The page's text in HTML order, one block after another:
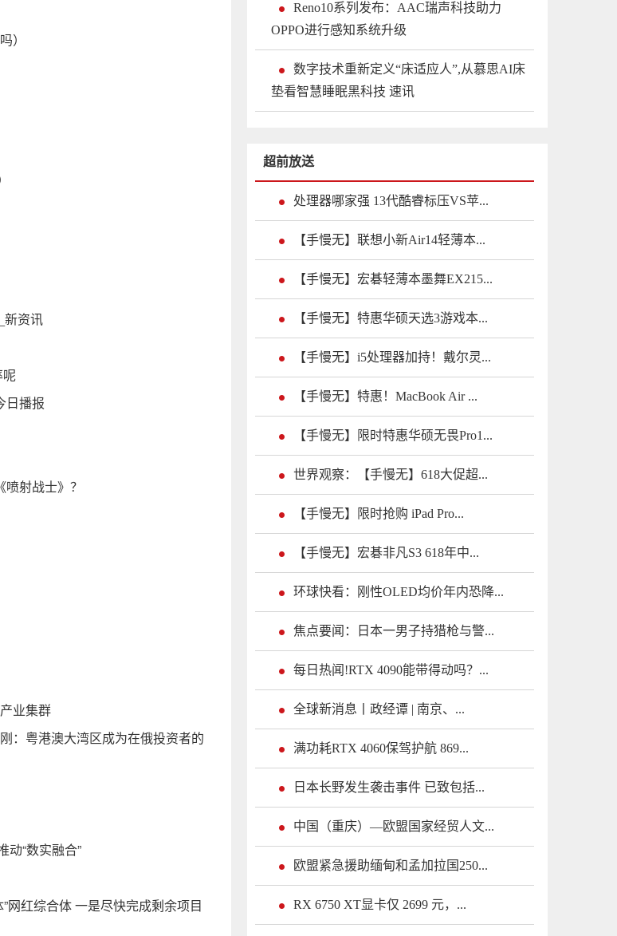
）
新资讯
呢
日播报
射战士》？
业集群
：粤港澳大湾区成为在俄投资者的
动“数实融合”
网红综合体 一是尽快完成剩余项目
Reno10系列发布：AAC瑞声科技助力
OPPO进行感知系统升级
数字技术重新定义“床适应人”,从慕思AI床
垫看智慧睡眠黑科技 速讯
超前放送
处理器哪家强 13代酷睿标压VS苹...
【手慢无】联想小新Air14轻薄本...
【手慢无】宏碁轻薄本墨舞EX215...
【手慢无】特惠华硕天选3游戏本...
【手慢无】i5处理器加持！戴尔灵...
【手慢无】特惠！MacBook Air ...
【手慢无】限时特惠华硕无畏Pro1...
世界观察：【手慢无】618大促超...
【手慢无】限时抢购 iPad Pro...
【手慢无】宏碁非凡S3 618年中...
环球快看：刚性OLED均价年内恐降...
焦点要闻：日本一男子持猎枪与警...
每日热闻!RTX 4090能带得动吗？...
全球新消息丨政经谭 | 南京、...
满功耗RTX 4060保驾护航 869...
日本长野发生袭击事件 已致包括...
中国（重庆）—欧盟国家经贸人文...
欧盟紧急援助缅甸和孟加拉国250...
RX 6750 XT显卡仅 2699 元，...